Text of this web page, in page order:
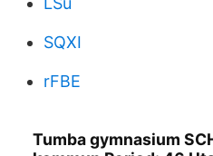
SQXI
rFBE
Tumba gymnasium